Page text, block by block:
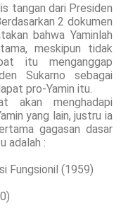
tangan dari Presiden
2 dokumen
bahwa Yaminlah
meskipun tidak
itu menganggap
Sukarno sebagai
pro-Yamin itu.
akan menghadapi
yang lain, justru ia
gagasan dasar
adalah :
Fungsionil (1959)